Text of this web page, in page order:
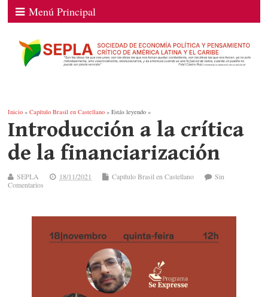
Menú Principal
Inicio »Capítulo Brasil en Castellano » Estás leyendo »
Introducción a la crítica
de la financiarización
SEPLA 18/11/2021 Capítulo Brasil en Castellano
Sin
Comentarios